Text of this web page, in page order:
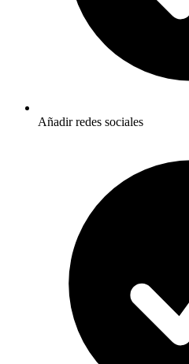
Añadir redes sociales